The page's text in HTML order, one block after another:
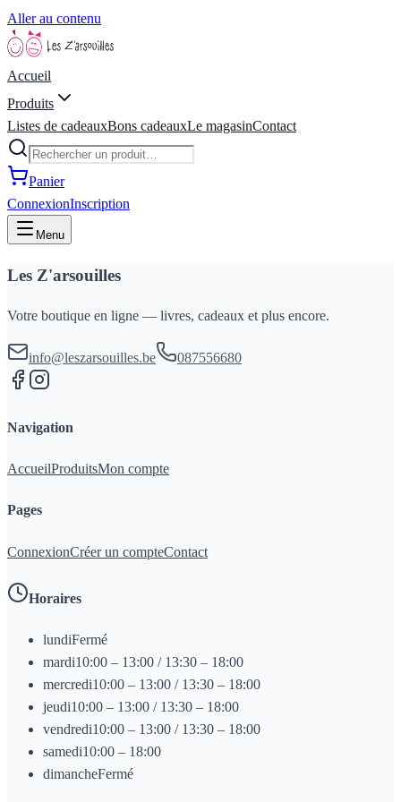
Aller au contenu
Accueil
Produits
Listes de cadeauxBons cadeauxLe magasinContact
Panier
ConnexionInscription
Menu
Les Z'arsouilles
Votre boutique en ligne — livres, cadeaux et plus encore.
info@leszarsouilles.be 087556680
Navigation
AccueilProduitsMon compte
Pages
ConnexionCréer un compteContact
Horaires
lundiFermé
mardi10:00 – 13:00 / 13:30 – 18:00
mercredi10:00 – 13:00 / 13:30 – 18:00
jeudi10:00 – 13:00 / 13:30 – 18:00
vendredi10:00 – 13:00 / 13:30 – 18:00
samedi10:00 – 18:00
dimancheFermé